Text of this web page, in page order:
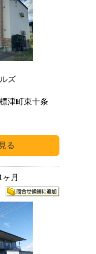
ズ
津町東十条
ヶ月